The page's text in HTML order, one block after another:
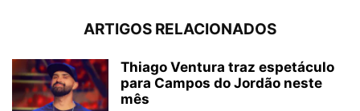
ARTIGOS RELACIONADOS
Thiago Ventura traz espetáculo
para Campos do Jordão neste
mês